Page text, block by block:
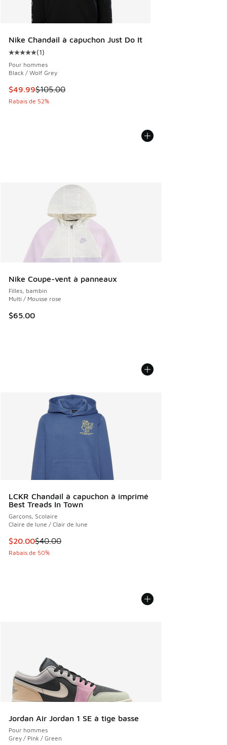
Nike Chandail à capuchon Just Do It
Cote moyenne du client - [5 sur 5 étoiles], 1 commentaires
(1)
Pour hommes
Black / Wolf Grey
Cet article est en solde. Le prix est passé de $105.00 à
$49.99$105.00
Rabais de 52%
Nike Coupe-vent à panneaux
Filles, bambin
Multi / Mousse rose
$65.00
LCKR Chandail à capuchon à imprimé
Best Treads In Town
Garçons, Scolaire
Claire de lune / Clair de lune
Cet article est en solde. Le prix est passé de $40.00 à
$20.00$40.00
Rabais de 50%
Jordan Air Jordan 1 SE à tige basse
Pour hommes
Grey / Pink / Green